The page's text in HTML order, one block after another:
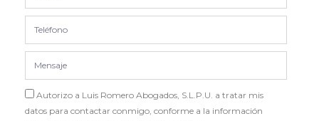
Autorizo a Luis Romero Abogados, S.L.P.U. a tratar mis
datos para contactar conmigo, conforme a la información